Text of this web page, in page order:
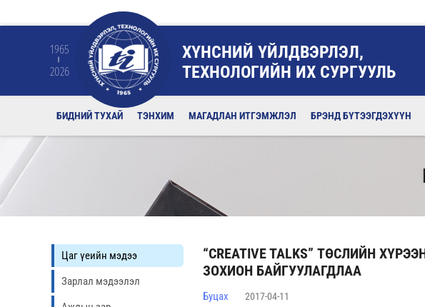
1965
2026
ХҮНСНИЙ ҮЙЛДВЭРЛЭЛ,
ТЕХНОЛОГИЙН ИХ СУРГУУЛЬ
БИДНИЙ ТУХАЙ ТЭНХИМ МАГАДЛАН ИТГЭМЖЛЭЛ БРЭНД БҮТЭЭГДЭХҮҮН
Цаг үеийн мэдээ
Зарлал мэдээлэл
“CREATIVE TALKS” ТӨСЛИЙН
ЗОХИОН БАЙГУУЛАГДЛАА
Буцах 2017-04-11